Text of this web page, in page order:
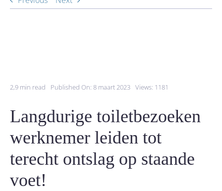
2,9 min read Published On: 8 maart 2023 Views: 1181
Langdurige toiletbezoeken
werknemer leiden tot
terecht ontslag op staande
voet!